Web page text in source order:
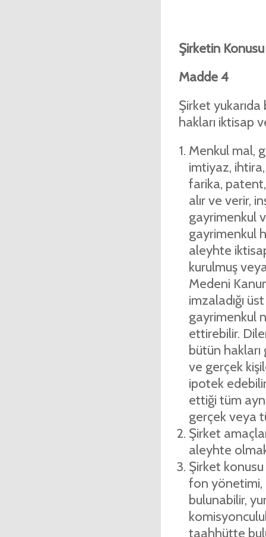
Şirketin Konusu
Madde 4
Şirket
hakları iktisap
Menkul mal,
imtiyaz,
farika,
alır ve verir,
gayrimenkul
gayrimenkul
aleyhte
kurulmuş
Medeni
imzaladığı
gayri­menkul
ettirebilir.
bütün
ve gerçek
ipotek
ettiği tüm
gerçek veya
Şirket
aleyhte
Şirket
fon yönetimi,
bulunabilir,
taahhütte